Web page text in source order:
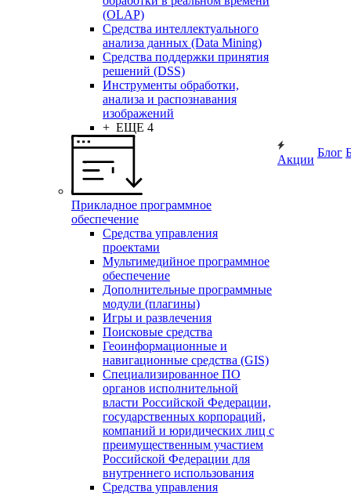
(OLAP)
Средства интеллектуального
анализа данных (Data Mining)
Средства поддержки принятия
решений (DSS)
Инструменты обработки,
анализа и распознавания
изображений
+ ЕЩЕ 4
Прикладное программное
обеспечение
Средства управления
проектами
Мультимедийное программное
обеспечение
Дополнительные программные
модули (плагины)
Игры и развлечения
Поисковые средства
Геоинформационные и
навигационные средства (GIS)
Специализированное ПО
органов исполнительной
власти Российской Федерации,
государственных корпораций,
компаний и юридических лиц с
преимущественным участием
Российской Федерации для
внутреннего использования
Средства управления
Акции
Блог